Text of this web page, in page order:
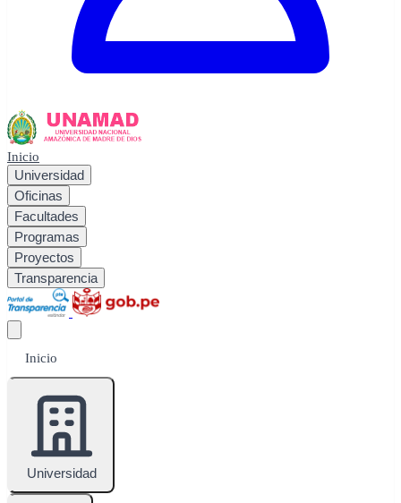
Inicio
Universidad
Oficinas
Facultades
Programas
Proyectos
Transparencia
Inicio
Universidad